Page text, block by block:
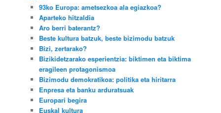
93ko Europa: ametsezkoa ala egiazkoa?
Aparteko hitzaldia
Aro berri baterantz?
Beste kultura batzuk, beste bizimodu batzuk
Bizi, zertarako?
Bizikidetzarako esperientzia: biktimen eta biktima
eragileen protagonismoa
Bizimodu demokratikoa: politika eta hiritarra
Enpresa eta banku arduratsuak
Europari begira
Euskal kultura